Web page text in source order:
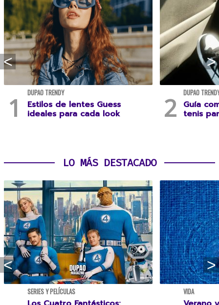
DUPAO TRENDY
Estilos de lentes Guess
ideales para cada look
DUPAO
Guía
tenis
LO MÁS DESTACADO
SERIES Y PELÍCULAS VIDA